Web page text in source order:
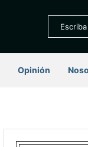
Opinión